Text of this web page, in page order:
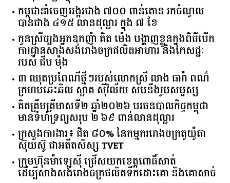
កម្ពុជានាំចេញអង្ករជាង ៧០០ ពាន់តោន រកចំណូល
បានជាង ៤១៥ លានដុល្លារ ក្នុង ៧ ខែ
កូនស្រីច្បងអ្នកឧកញ៉ា គិត ម៉េង បង្ហាញខ្លួនក្នុងពិធីបើក
ការដ្ឋានសាងសង់រោងចក្រផលិតអាហារ និងភេសជ្ជៈ
របស់ ជីប ម៉ុង
៣ ឈុតប្រពៃណីថ្មីៗរបស់លោកស្រី លាង ធារ៉ា ពណ៌
ក្រហមឆេះឆិល ស្អាត ​ស៊ីវិល័យ សមនឹងរូបសម្ផស្ស
គិត​ត្រឹមត្រីមាស​ទី​២​ ​ឆ្នាំ​២០២៦​ បរធន​បាលកិច្ច​កម្ពុជា​ ​
មាន​ទំហំ​ទ្រព្យ​សរុប​ ​២.៦៩​ ​ពាន់លាន​ដុល្លារ​
ក្រសួង​ការងារ​៖ ​ជិត​ ​៨០​% ​នៃ​កម្មករ​រោងចក្រ​តូយ៉ូតា ​
ស៊ុយ​ស៊ូ ​ជា​អតីត​សិស្ស​ ​TVET​
ក្រុមហ៊ុន​ម៉ាឡេស៊ី ជ្រើសយកខេត្ដពោធិ៍សាត់
ដើម្បីសាងសង់រោងចក្រផលិតទឹកដោះគោ និងគោសាច់